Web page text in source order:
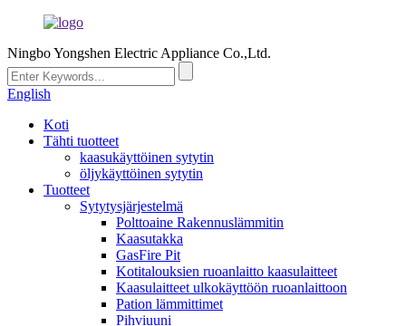
Ningbo Yongshen Electric Appliance Co.,Ltd.
English
Koti
Tähti tuotteet
kaasukäyttöinen sytytin
öljykäyttöinen sytytin
Tuotteet
Sytytysjärjestelmä
Polttoaine Rakennuslämmitin
Kaasutakka
GasFire Pit
Kotitalouksien ruoanlaitto kaasulaitteet
Kaasulaitteet ulkokäyttöön ruoanlaittoon
Pation lämmittimet
Pihviuuni